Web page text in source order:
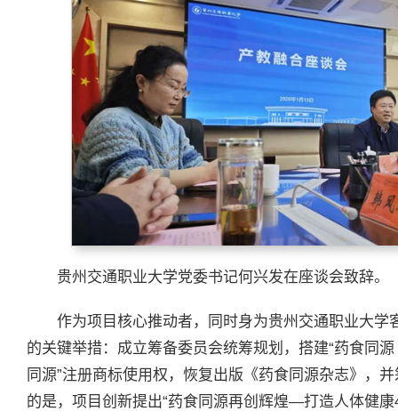
贵州交通职业大学党委书记何兴发在座谈会致辞。
作为项目核心推动者，同时身为贵州交通职业大
的关键举措：成立筹备委员会统筹规划，搭建“药食同
同源”注册商标使用权，恢复出版《药食同源杂志》，
的是，项目创新提出“药食同源再创辉煌—打造人体健